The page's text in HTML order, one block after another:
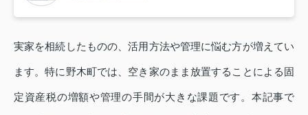
実家を相続したものの、活用方法や管理に悩む方が増えてい
ます。特に野木町では、空き家のまま放置することによる固
定資産税の増額や管理の手間が大きな課題です。本記事で